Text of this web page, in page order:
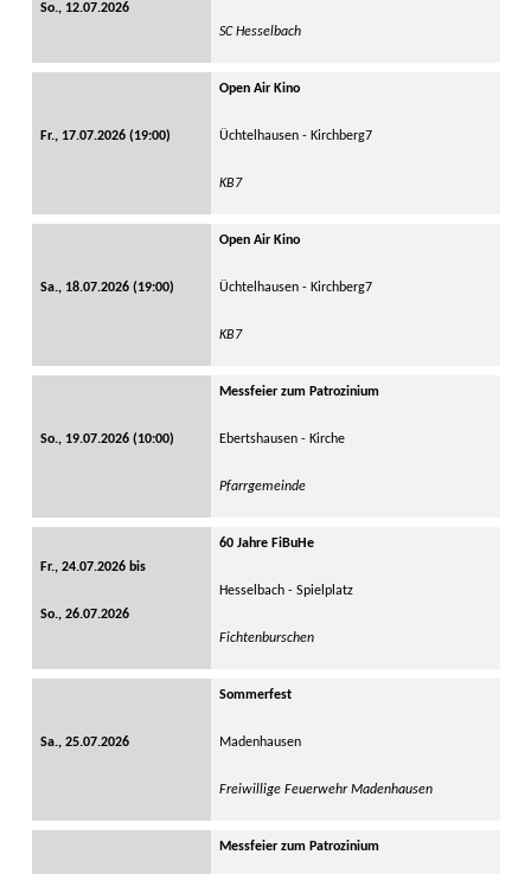
So., 12.07.2026
SC Hesselbach
Fr., 17.07.2026 (19:00)
Open Air Kino
Üchtelhausen - Kirchberg7
KB7
Sa., 18.07.2026 (19:00)
Open Air Kino
Üchtelhausen - Kirchberg7
KB7
So., 19.07.2026 (10:00)
Messfeier zum Patrozinium
Ebertshausen - Kirche
Pfarrgemeinde
Fr., 24.07.2026 bis
So., 26.07.2026
60 Jahre FiBuHe
Hesselbach - Spielplatz
Fichtenburschen
Sa., 25.07.2026
Sommerfest
Madenhausen
Freiwillige Feuerwehr Madenhausen
Messfeier zum Patrozinium